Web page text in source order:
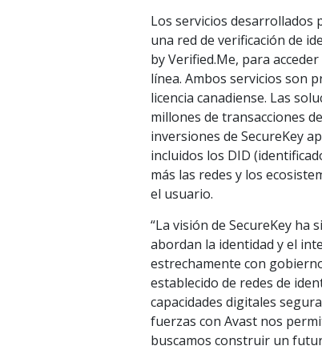
Los servicios desarrollados
una red de verificación de
by Verified.Me, para
línea. Ambos servicios son
licencia canadiense. Las
millones de transacciones
inversiones de SecureKey
incluidos los DID
más las redes y los
el usuario.
“La visión de SecureKey
abordan la identidad y el
estrechamente con
establecido de redes de
capacidades digitales
fuerzas con Avast nos
buscamos construir un